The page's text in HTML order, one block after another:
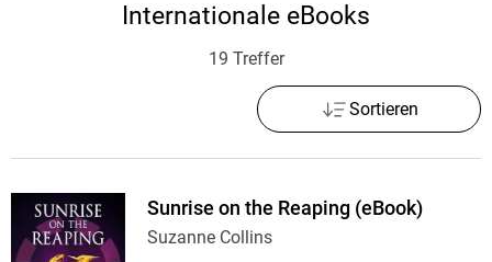
Internationale eBooks
19 Treffer
Sortieren
Sunrise on the Reaping (eBook)
Suzanne Collins